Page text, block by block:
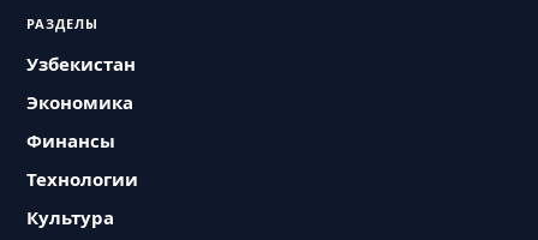
РАЗДЕЛЫ
Узбекистан
Экономика
Финансы
Технологии
Культура